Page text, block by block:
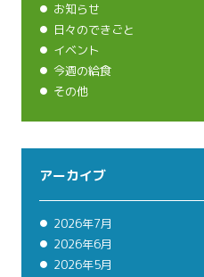
お知らせ
日々のできごと
イベント
今週の給食
その他
アーカイブ
2026年7月
2026年6月
2026年5月